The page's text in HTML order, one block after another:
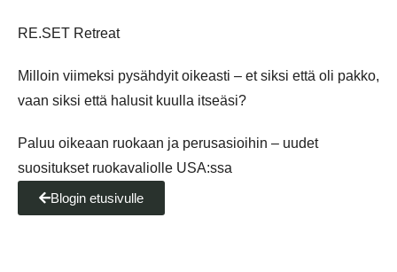
RE.SET Retreat
Milloin viimeksi pysähdyit oikeasti – et siksi että oli pakko,
vaan siksi että halusit kuulla itseäsi?
Paluu oikeaan ruokaan ja perusasioihin – uudet
suositukset ruokavaliolle USA:ssa
Blogin etusivulle